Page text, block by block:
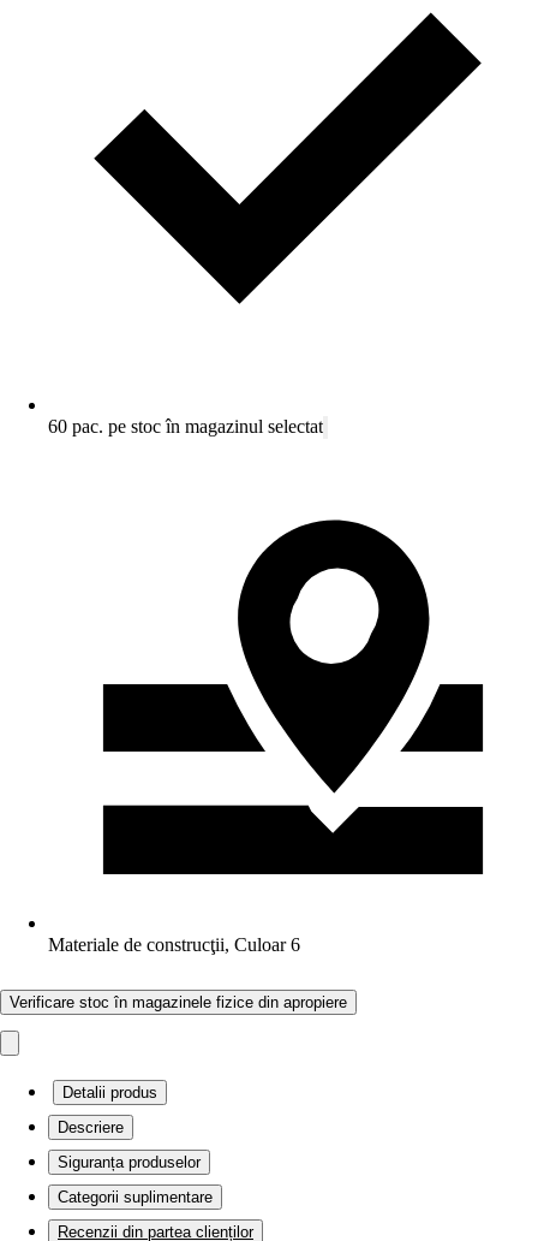
60 pac. pe stoc în magazinul selectat
Materiale de construcţii, Culoar 6
Verificare stoc în magazinele fizice din apropiere
Detalii produs
Descriere
Siguranța produselor
Categorii suplimentare
Recenzii din partea clienților